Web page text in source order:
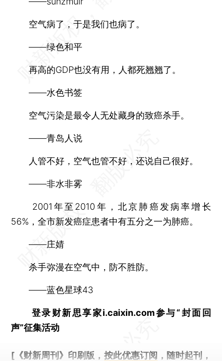
空气病了，于是我们也病了。
——绿色和平
再高的GDP也没有用，人都死翘翘了。
——水色书签
空气污染是最令人无处藏身的致癌杀手。
——青岛人说
人管不好，空气也管不好，还说自己很好。
——非水非雾
2001年至2010年，北京肺癌发病率增长
56%，全市新发癌症患者中有五分之一为肺癌。
——庄婧
杀手弥漫在空气中，防不胜防。
——蓝色星球43
登录财新思享家i.caixin.com参与“封面回
声”征集活动
[《财新周刊》印刷版， 按此优惠订阅 ，随时起刊，